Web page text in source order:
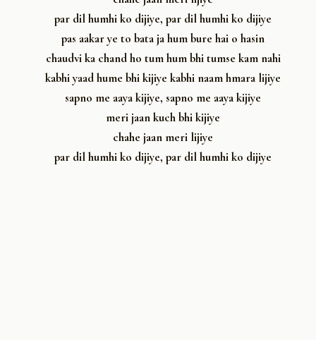
par dil humhi ko dijiye, par dil humhi ko dijiye
pas aakar ye to bata ja hum bure hai o hasin
chaudvi ka chand ho tum hum bhi tumse kam nahi
kabhi yaad hume bhi kijiye kabhi naam hmara lijiye
sapno me aaya kijiye, sapno me aaya kijiye
meri jaan kuch bhi kijiye
chahe jaan meri lijiye
par dil humhi ko dijiye, par dil humhi ko dijiye